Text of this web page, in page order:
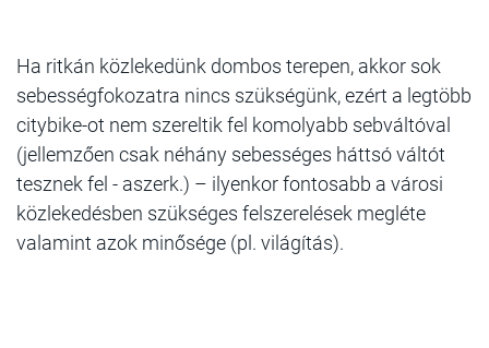
Ha ritkán közlekedünk dombos terepen, akkor sok
sebességfokozatra nincs szükségünk, ezért a legtöbb
citybike-ot nem szereltik fel komolyabb sebváltóval
(jellemzően csak néhány sebességes háttsó váltót
tesznek fel - aszerk.) – ilyenkor fontosabb a városi
közlekedésben szükséges felszerelések megléte
valamint azok minősége (pl. világítás).